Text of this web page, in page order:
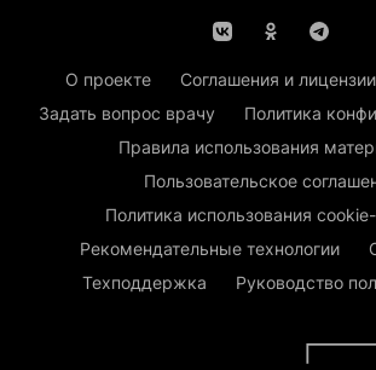
О проекте Соглашения и лицензии
Задать вопрос врачу
Политика
Правила использования
Пользовательское
Политика использования
Рекомендательные технологии
Техподдержка
Руководство